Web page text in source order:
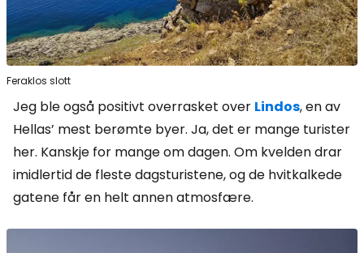
Feraklos slott
Jeg ble også positivt overrasket over Lindos, en av
Hellas’ mest berømte byer. Ja, det er mange turister
her. Kanskje for mange om dagen. Om kvelden drar
imidlertid de fleste dagsturistene, og de hvitkalkede
gatene får en helt annen atmosfære.